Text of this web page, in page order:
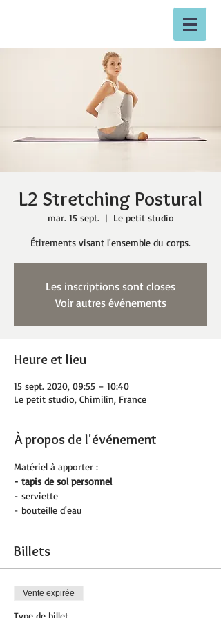
L2 Stretching Postural
mar. 15 sept.
  |
Le petit studio
Étirements visant l'ensemble du corps.
Les inscriptions sont closes
Voir autres événements
Heure et lieu
15 sept. 2020, 09:55 – 10:40
Le petit studio, Chimilin, France
À propos de l'événement
Matériel à apporter :
- tapis de sol personnel
- serviette
- bouteille d'eau
Billets
Vente expirée
Type de billet